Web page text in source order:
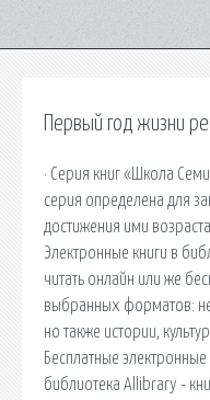
Первый год жизни
· Серия книг «Школа
серия определена для
достижения ими
Электронные книги в
читать онлайн или же
выбранных форматов: не
но также истории,
Бесплатные
библиотека Allibrary -